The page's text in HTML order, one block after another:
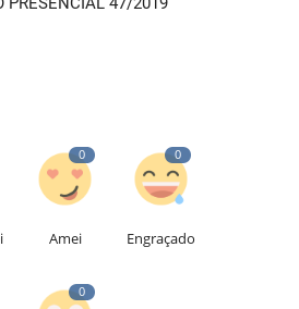
0
Amei
0
Engraçado
0